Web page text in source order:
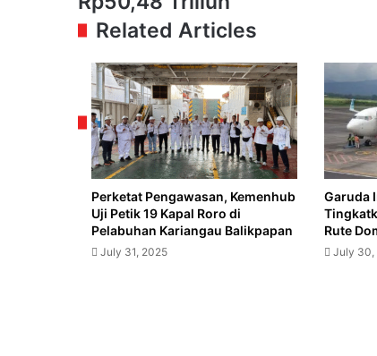
JAECOO
Kenalkan
dan
IIMS
2025
DPR
RI
Setujui
Pagu
Indikatif
Kementerian
PU
2025
Rp50,48
Triliun
Related Articles
Perketat Pengawasan, Kemenhub
Uji Petik 19 Kapal Roro di
Pelabuhan Kariangau Balikpapan
July 31, 2025
Garuda
Rute
July 30,